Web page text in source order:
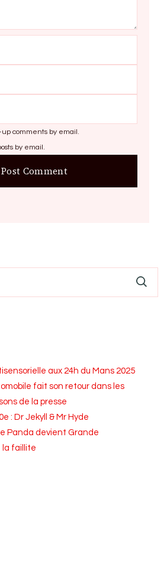
up comments by email.
by email.
aux 24h du Mans 2025
fait son retour dans les
de la presse
: Dr Jekyll & Mr Hyde
Panda devient Grande
la faillite